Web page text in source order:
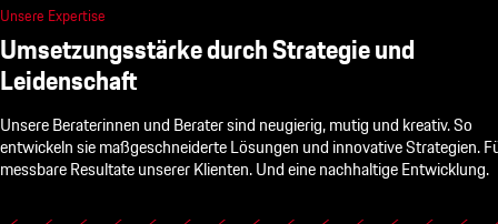
Unsere Expertise
Umsetzungsstärke durch Strategie und
Leidenschaft
Unsere Beraterinnen und Berater sind neugierig, mutig und kreativ. So
entwickeln sie maßgeschneiderte Lösungen und innovative Strategien.
messbare Resultate unserer Klienten. Und eine nachhaltige Entwicklung.